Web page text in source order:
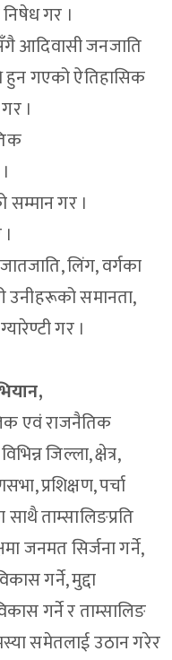
गर ।
आदिवासी जनजाति
हुन गएको ऐतिहासिक
।
सम्मान गर ।
लिंग, वर्गका
उनीहरूको समानता,
गर ।
एवं राजनैतिक
जिल्ला, क्षेत्र,
प्रशिक्षण, पर्चा
साथै ताम्सालिङप्रति
जनमत सिर्जना गर्ने,
गर्ने, मुद्दा
गर्ने र ताम्सालिङ
समेतलाई उठान गरेर